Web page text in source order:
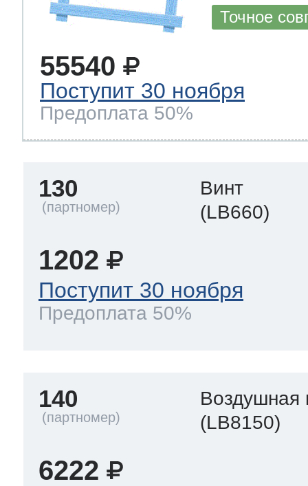
Точное
55540
Поступит 30 ноября
Предоплата 50%
130
Винт
(LB660)
1202
Поступит 30 ноября
Предоплата 50%
140
Воздушная
(LB8150)
6222